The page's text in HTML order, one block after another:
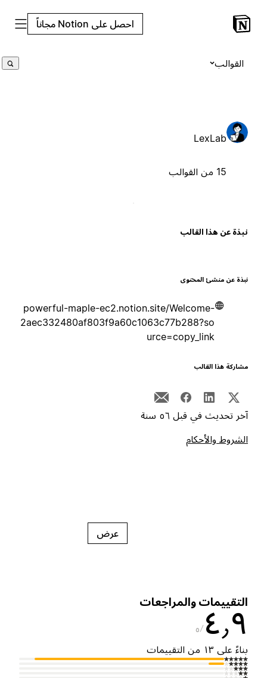
احصل على Notion مجاناً
القوالب
LexLab
عن هذا القالب
عن منشئ المحتوى
powerful-maple-ec2.notion.site/Welcome-
2aec332480af803f9a60c1063c77b288?so
urce=copy_link
هذا القالب
تحديث في قبل ٥٦ سنة
والأحكام
عرض
والمراجعات
٥
على ١٣ من التقييمات